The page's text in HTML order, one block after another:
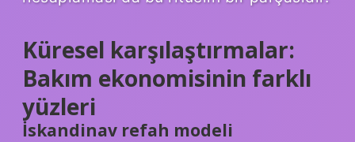
Küresel karşılaştırmalar:
Bakım ekonomisinin farklı
yüzleri
İskandinav refah modeli